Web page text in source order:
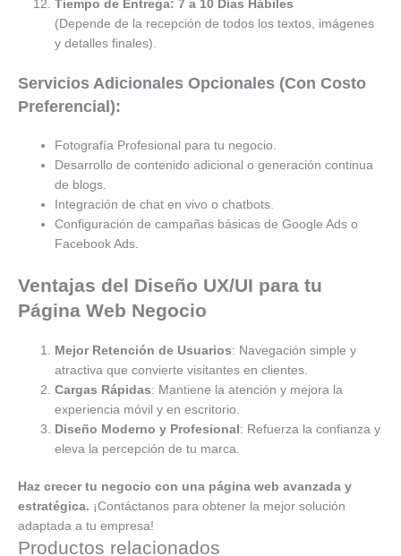
Tiempo de Entrega: 7 a 10 Días Hábiles
(Depende de la recepción de todos los textos, imágenes
y detalles finales).
Servicios Adicionales Opcionales (Con Costo
Preferencial):
Fotografía Profesional para tu negocio.
Desarrollo de contenido adicional o generación continua
de blogs.
Integración de chat en vivo o chatbots.
Configuración de campañas básicas de Google Ads o
Facebook Ads.
Ventajas del Diseño UX/UI para tu
Página Web Negocio
Mejor Retención de Usuarios: Navegación simple y
atractiva que convierte visitantes en clientes.
Cargas Rápidas: Mantiene la atención y mejora la
experiencia móvil y en escritorio.
Diseño Moderno y Profesional : Refuerza la confianza y
eleva la percepción de tu marca.
Haz crecer tu negocio con una página web avanzada y
estratégica. ¡Contáctanos para obtener la mejor solución
adaptada a tu empresa!
Productos relacionados